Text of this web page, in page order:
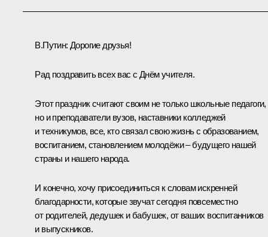
В.Путин: Дорогие друзья!
Рад поздравить всех вас с Днём учителя.
Этот праздник считают своим не только школьные педагоги,
но и преподаватели вузов, наставники колледжей
и техникумов, все, кто связал свою жизнь с образованием,
воспитанием, становлением молодёжи – будущего нашей
страны и нашего народа.
И конечно, хочу присоединиться к словам искренней
благодарности, которые звучат сегодня повсеместно
от родителей, дедушек и бабушек, от ваших воспитанников
и выпускников.